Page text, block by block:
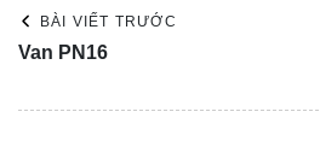
BÀI VIẾT TRƯỚC
Van PN16